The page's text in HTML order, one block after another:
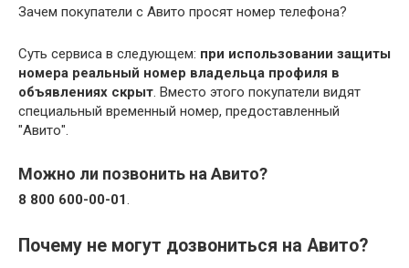
Зачем покупатели с Авито просят номер телефона?
Суть сервиса в следующем: при использовании защиты
номера реальный номер владельца профиля в
объявлениях скрыт. Вместо этого покупатели видят
специальный временный номер, предоставленный
"Авито".
Можно ли позвонить на Авито?
8 800 600-00-01.
Почему не могут дозвониться на Авито?